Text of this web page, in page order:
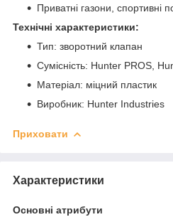
Приватні газони, спортивні
Технічні характеристики:
Тип: зворотний клапан
Сумісність: Hunter PROS,
Матеріал: міцний пластик
Виробник: Hunter Industries
Приховати
Характеристики
Основні атрибути